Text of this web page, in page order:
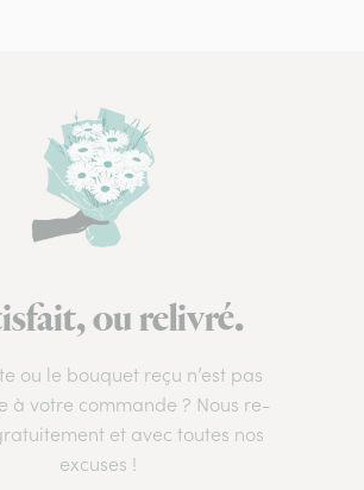
ou relivré.
ou le bouquet reçu n’est pas
à votre commande ? Nous re-
et avec toutes nos
excuses !